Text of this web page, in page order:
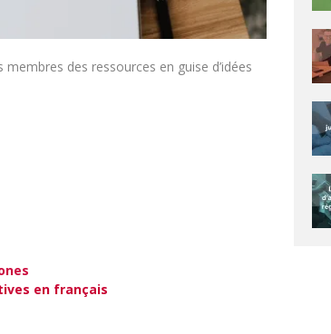
des ressources en guise d’idées
en français